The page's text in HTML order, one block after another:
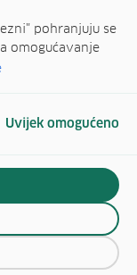
pohranjuju se
omogućavanje
Uvijek omogućeno